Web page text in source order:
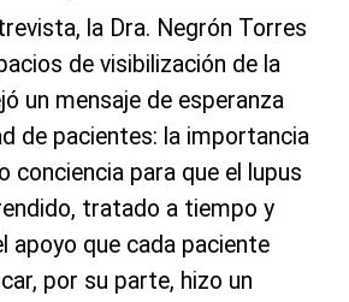
la Dra. Negrón Torres
de visibilización de la
un mensaje de esperanza
de pacientes: la importancia
conciencia para que el lupus
tratado a tiempo y
apoyo que cada paciente
por su parte, hizo un